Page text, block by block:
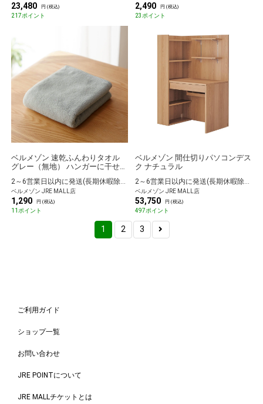
23,480 円 (税込)
217ポイント
2,490 円 (税込)
23ポイント
ベルメゾン 速乾ふんわりタオル
グレー（無地） ハンガーに干せる
2～6営業日以内に発送(長期休暇除く)
ベルメゾン JRE MALL店
1,290 円 (税込)
11ポイント
ベルメゾン 間仕切りパソコンデス
ク ナチュラル
2～6営業日以内に発送(長期休暇除く)
ベルメゾン JRE MALL店
53,750 円 (税込)
497ポイント
1 2 3
ご利用ガイド
ショップ一覧
お問い合わせ
JRE POINTについて
JRE MALLチケットとは